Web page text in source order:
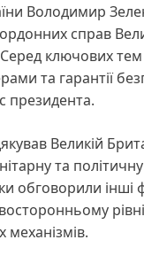
Володимир
справ
ключових тем
та гарантії
президента.
Великій
та
обговорили інші
механізмів.